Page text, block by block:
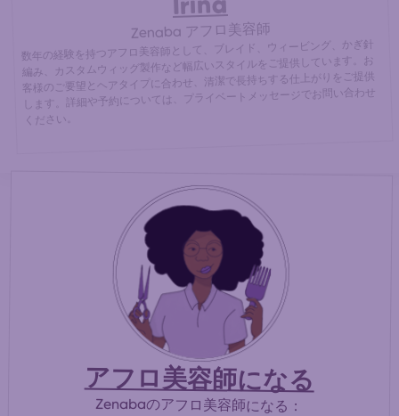
Zenaba アフロ美容師
数年の経験を持つアフロ美容師として、ブレイド、ウィービング、かぎ針
編み、カスタムウィッグ製作など幅広いスタイルをご提供しています。お
客様のご要望とヘアタイプに合わせ、清潔で長持ちする仕上がりをご提供
します。詳細や予約については、プライベートメッセージでお問い合わせ
ください。
アフロ美容師になる
Zenabaのアフロ美容師になる：